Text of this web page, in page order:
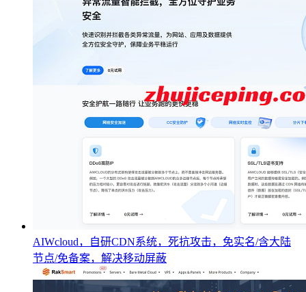
AIWcloud，自研CDN系统，死抗攻击，免实名/含大陆
节点/免备案，解决移动屏蔽